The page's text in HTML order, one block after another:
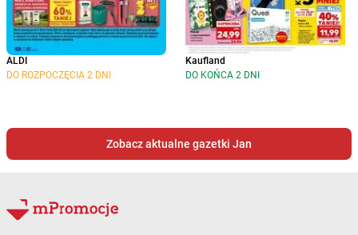
ALDI
DO ROZPOCZĘCIA 2 DNI
Kaufland
DO KOŃCA 2 DNI
Zobacz aktualne gazetki Jan